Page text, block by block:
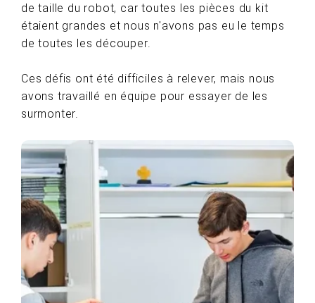
de taille du robot, car toutes les pièces du kit
étaient grandes et nous n'avons pas eu le temps
de toutes les découper.
Ces défis ont été difficiles à relever, mais nous
avons travaillé en équipe pour essayer de les
surmonter.